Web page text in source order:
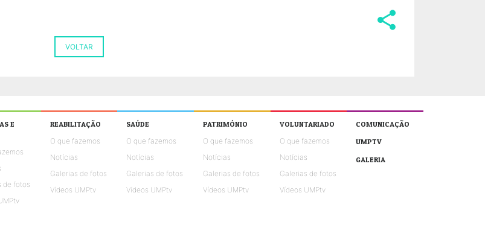
share
VOLTAR
E
de fotos
REABILITAÇÃO
O que fazemos
Notícias
Galerias de fotos
Vídeos UMPtv
SAÚDE
O que fazemos
Notícias
Galerias de fotos
Vídeos UMPtv
PATRIMÓNIO
O que fazemos
Notícias
Galerias de fotos
Vídeos UMPtv
VOLUNTARIADO
O que fazemos
Notícias
Galerias de fotos
Vídeos UMPtv
COMUNICAÇÃO
UMPTV
GALERIA